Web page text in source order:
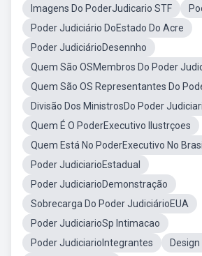
Imagens Do PoderJudicario STF
Poder Judiciário DoEstado Do Acre
Poder JudiciárioDesennho
Quem São OSMembros Do Poder
Quem São OS Representantes Do
Divisão Dos MinistrosDo Poder
Quem É O PoderExecutivo Ilustrçoes
Quem Está No PoderExecutivo No Brasil
Poder JudiciarioEstadual
Poder JudiciarioDemonstração
Sobrecarga Do Poder JudiciárioEUA
Poder JudiciarioSp Intimacao
Poder JudiciarioIntegrantes